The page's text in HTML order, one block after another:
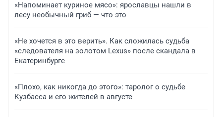
«Напоминает куриное мясо»: ярославцы нашли в
лесу необычный гриб — что это
«Не хочется в это верить». Как сложилась судьба
«следователя на золотом Lexus» после скандала в
Екатеринбурге
«Плохо, как никогда до этого»: таролог о судьбе
Кузбасса и его жителей в августе